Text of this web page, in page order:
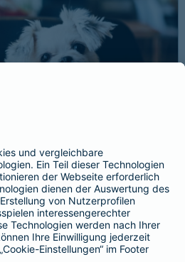
bei Ernstfällen
alles. Beim Gassigehen
gespickte Wurst. Die